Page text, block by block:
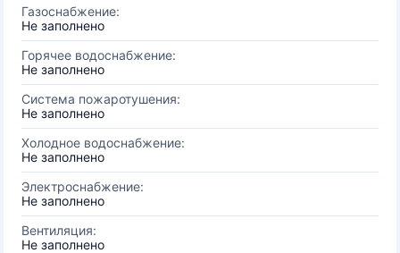
Газоснабжение:
Не заполнено
Горячее водоснабжение:
Не заполнено
Система пожаротушения:
Не заполнено
Холодное водоснабжение:
Не заполнено
Электроснабжение:
Не заполнено
Вентиляция:
Не заполнено